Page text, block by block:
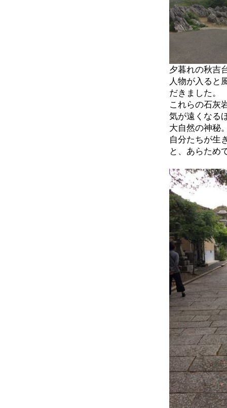
夕暮れの秋吉
人物が入ると
だきました。
これらの石灰
気が遠くなる
大自然の神秘
自分たちが生
と、あらため